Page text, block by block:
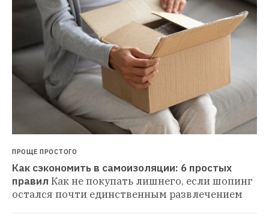
ПРОЩЕ ПРОСТОГО
Как сэкономить в самоизоляции: 6 простых
правил Как не покупать лишнего, если шопинг
остался почти единственным развлечением